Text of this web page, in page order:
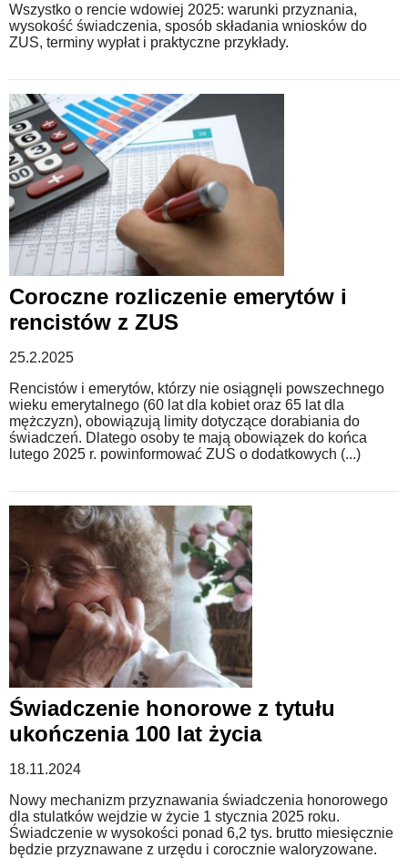
Wszystko o rencie wdowiej 2025: warunki przyznania,
wysokość świadczenia, sposób składania wniosków do
ZUS, terminy wypłat i praktyczne przykłady.
Coroczne rozliczenie emerytów i
rencistów z ZUS
25.2.2025
Rencistów i emerytów, którzy nie osiągnęli powszechnego
wieku emerytalnego (60 lat dla kobiet oraz 65 lat dla
mężczyzn), obowiązują limity dotyczące dorabiania do
świadczeń. Dlatego osoby te mają obowiązek do końca
lutego 2025 r. powinformować ZUS o dodatkowych (...)
Świadczenie honorowe z tytułu
ukończenia 100 lat życia
18.11.2024
Nowy mechanizm przyznawania świadczenia honorowego
dla stulatków wejdzie w życie 1 stycznia 2025 roku.
Świadczenie w wysokości ponad 6,2 tys. brutto miesięcznie
będzie przyznawane z urzędu i corocznie waloryzowane.